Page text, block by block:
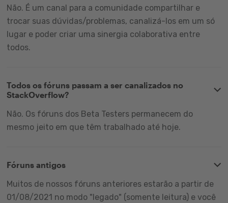
Não. É um canal para a comunidade compartilhar e
trocar suas dúvidas/problemas, canalizá-los em um só
lugar e poder criar uma sinergia colaborativa entre
todos.
Todos os fóruns passam a ser canalizados no
StackOverflow?
Não. Os fóruns dos Beta Testers permanecem do
mesmo jeito em que têm trabalhado até hoje.
Fóruns antigos
Muitos de nossos fóruns anteriores estarão a partir de
01/08/2021 no modo "legado" (somente leitura) e você